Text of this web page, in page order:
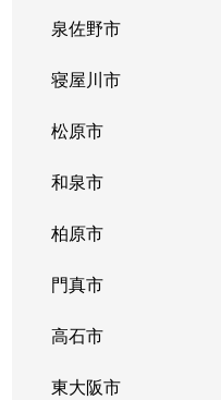
泉佐野市
寝屋川市
松原市
和泉市
柏原市
門真市
高石市
東大阪市